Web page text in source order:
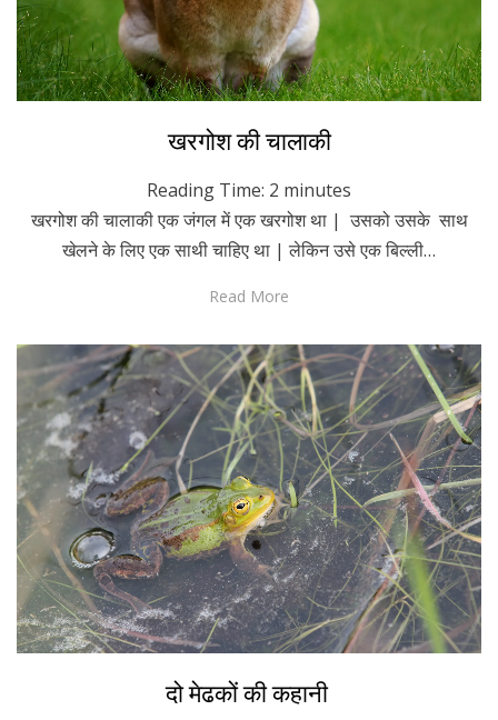
Posted
on
January 3, 2024
Hindi
खरगोश की चालाकी
Reading Time: 2 minutes
खरगोश की चालाकी एक जंगल में एक खरगोश था | उसको उसके साथ
खेलने के लिए एक साथी चाहिए था | लेकिन उसे एक बिल्ली…
Read More
Posted
on
December 18, 2023
Hindi
दो मेढकों की कहानी